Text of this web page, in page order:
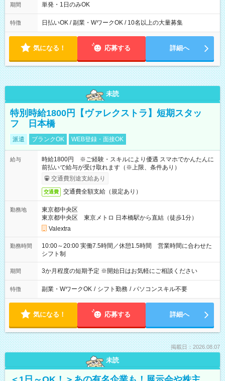
期間 単発・1日のみOK
特徴 日払いOK / 副業・WワークOK / 10名以上の大量募集
気になる！ 応募する 詳細へ
未読
特別時給1800円【ヴァレクストラ】短期スタッ
フ 日本橋
派遣 ブランクOK WEB登録・面接OK
給与
時給1800円 ※ご経験・スキルにより優遇 スマホでかんたんに
前払いで給与が受け取れます（※上限、条件あり）
交通費別途支給あり
交通費 交通費全額支給（規定あり）
勤務地
東京都中央区
東京都中央区 東京メトロ 日本橋駅から直結（徒歩1分）
Valextra
勤務時間
10:00～20:00 実働7.5時間／休憩1.5時間 営業時間に合わせた
シフト制
期間 3か月程度の短期予定 ※開始日はお気軽にご相談ください
特徴 副業・WワークOK / シフト勤務 / パソコンスキル不要
気になる！ 応募する 詳細へ
掲載日：2026.08.07
未読